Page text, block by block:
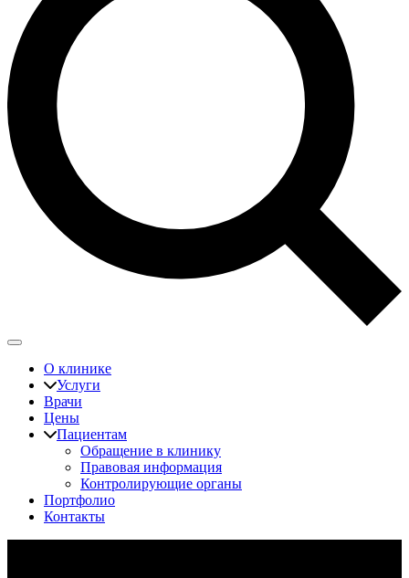
О клинике
Услуги
Врачи
Цены
Пациентам
Обращение в клинику
Правовая информация
Контролирующие органы
Портфолио
Контакты